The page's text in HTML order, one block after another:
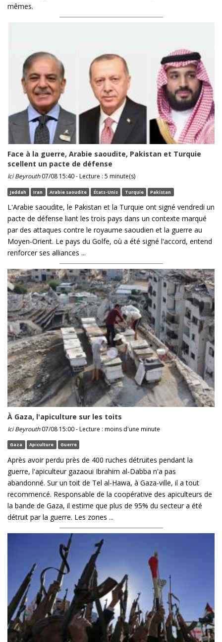
mêmes.
Face à la guerre, Arabie saoudite, Pakistan et Turquie
scellent un pacte de défense
Ici Beyrouth07/08 15:40 - Lecture : 5 minute(s)
Jeddah Iran Arabie saoudite États-Unis Turquie Pakistan
L'Arabie saoudite, le Pakistan et la Turquie ont signé vendredi un
pacte de défense liant les trois pays dans un contexte marqué
par des attaques contre le royaume saoudien et la guerre au
Moyen-Orient. Le pays du Golfe, où a été signé l'accord, entend
renforcer ses alliances ...
À Gaza, l'apiculture sur les toits
Ici Beyrouth07/08 15:00 - Lecture : moins d'une minute
Gaza Apiculture Guerre
Après avoir perdu près de 400 ruches détruites pendant la
guerre, l'apiculteur gazaoui Ibrahim al-Dabba n'a pas
abandonné. Sur un toit de Tel al-Hawa, à Gaza-ville, il a tout
recommencé. Responsable de la coopérative des apiculteurs de
la bande de Gaza, il estime que plus de 95% du secteur a été
détruit par la guerre. Les zones ...